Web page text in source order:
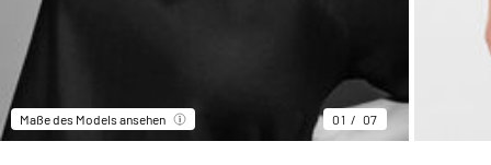
Maße des Models ansehen 01 07